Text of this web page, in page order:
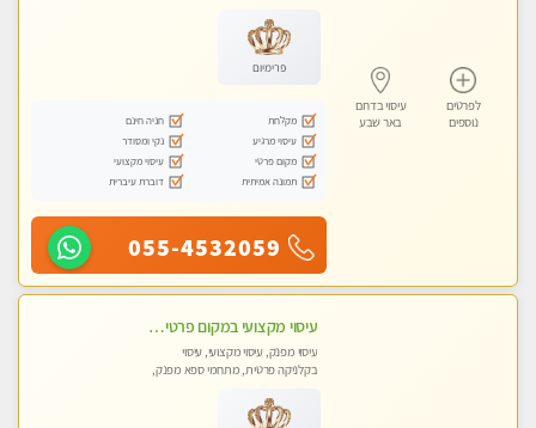
לפרטים
נוספים
עיסוי בדרום
באר שבע
פרימיום
מקלחת
חניה חינם
עיסוי מרגיע
נקי ומסודר
מקום פרטי
עיסוי מקצועי
תמונה אמיתית
דוברת עיברית
055-4532059
עיסוי מקצועי במקום פרטי,מפנק ומרגיע...מומלץ מאוד....ללא מין !
עיסוי מפנק, עיסוי מקצועי, עיסוי
בקלניקה פרטית, מתחמי ספא מפנק,